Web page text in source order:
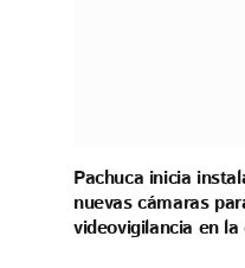
Pachuca inicia
nuevas cámaras
videovigilancia en la